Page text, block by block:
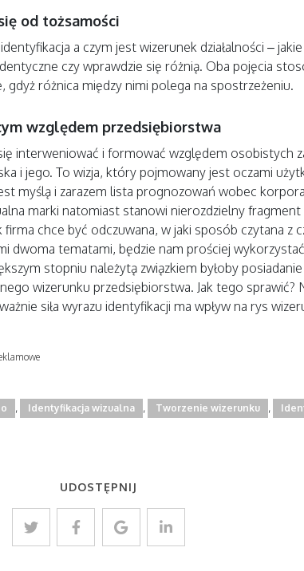
od tożsamości
a czym jest wizerunek działalności –
czy wprawdzie się różnią. Oba pojęcia
różnica między nimi polega na spostrzeżeniu.
względem przedsiębiorstwa
interweniować i formować względem osobistych
i jego. To wizja, który pojmowany jest oczami
myślą i zarazem lista prognozowań wobec
marki natomiast stanowi nierozdzielny fragment
chce być odczuwana, w jaki sposób czytana z
dwoma tematami, będzie nam prościej
stopniu należytą związkiem byłoby
wizerunku przedsiębiorstwa. Jak tego sprawić?
siła wyrazu identyfikacji ma wpływ na rys
, Identyfikacja wizualna , Tworzenie wizerunku ,
UDOSTĘPNIJ